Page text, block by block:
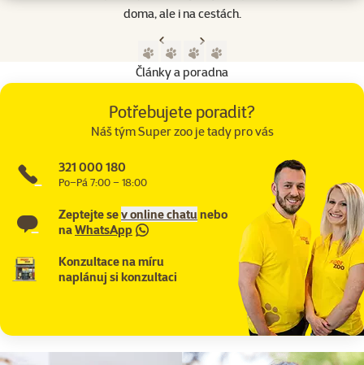
doma, ale i na cestách.
Předchozí stranaNásledující strana
Články a poradna
Potřebujete poradit?
Náš tým Super zoo je tady pro vás
321 000 180
Po–Pá 7:00 – 18:00
Zeptejte sev online chatunebo
naWhatsApp
Konzultace na míru
naplánuj si konzultaci